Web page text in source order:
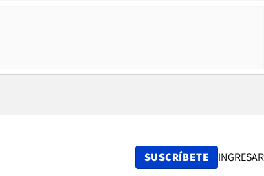
SUSCRÍBETE INGRESAR